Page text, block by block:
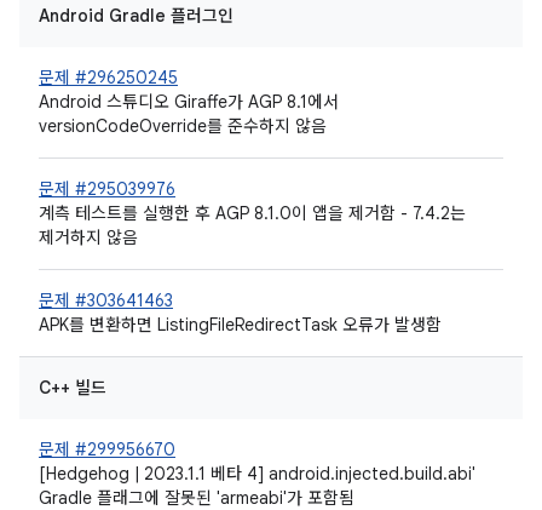
Android Gradle 플러그인
문제 #296250245
Android 스튜디오 Giraffe가 AGP 8.1에서
versionCodeOverride를 준수하지 않음
문제 #295039976
계측 테스트를 실행한 후 AGP 8.1.0이 앱을 제거함 - 7.4.2는
제거하지 않음
문제 #303641463
APK를 변환하면 ListingFileRedirectTask 오류가 발생함
C++ 빌드
문제 #299956670
[Hedgehog | 2023.1.1 베타 4] android.injected.build.abi'
Gradle 플래그에 잘못된 'armeabi'가 포함됨